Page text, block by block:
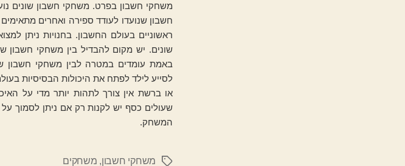
משחקי חשבון בפרט. משחקי חשבון שונים
חשבון שנועדו לעודד ספירה ואחרים
ראשוניים בעולם החשבון. בחנויות ניתן
שונים. יש מקום להבדיל בין משחקי חשבון
באמת עומדים במטרה לבין משחקי חשבון
לסייע לילד לפתח את היכולות הבסיסיות
או ברשת אין צורך לתהות יותר מדי על
שעולים כסף יש לקנות רק אם ניתן לסמוך
המשחק.
תגיותמשחקי חשבון, משחקים